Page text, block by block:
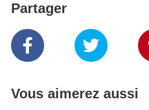
Partager
Vous aimerez aussi